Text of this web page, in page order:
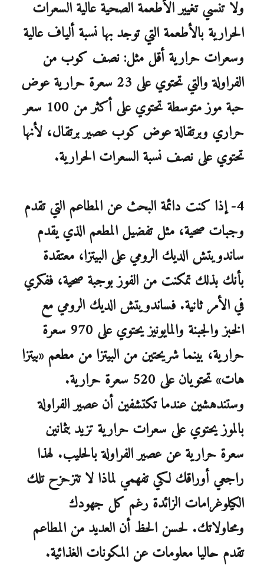
ولا تنسي تغيير الأطعمة الصحية عالية السعرات
الحرارية بالأطعمة التي توجد بها نسبة ألياف عالية
وسعرات حرارية أقل مثل: نصف كوب من
الفراولة والتي تحتوي على 23 سعرة حرارية عوض
حبة موز متوسطة تحتوي على أكثر من 100 سعر
حراري وبرتقالة عوض كوب عصير برتقال، لأنها
تحتوي على نصف نسبة السعرات الحرارية.
4- إذا كنت دائمة البحث عن المطاعم التي تقدم
وجبات صحية، مثل تفضيل المطعم الذي يقدم
ساندويتش الديك الرومي على البيتزا، معتقدة
بأنك بذلك تمكنت من الفوز بوجبة صحية، ففكري
في الأمر ثانية. فساندويتش الديك الرومي مع
الخبز والجبنة والمايونيز يحتوي على 970 سعرة
حرارية، بينما شريحتين من البيتزا من مطعم «بيتزا
هات» تحتويان على 520 سعرة حرارية.
وستندهشين عندما تكتشفين أن عصير الفراولة
بالموز يحتوي على سعرات حرارية تزيد بثمانين
سعرة حرارية عن عصير الفراولة بالحليب. لهذا
راجعي أوراقك لكي تفهمي لماذا لا تتزحزح تلك
الكيلوغرامات الزائدة رغم كل جهودك
ومحاولاتك. لحسن الحظ أن العديد من المطاعم
تقدم حاليا معلومات عن المكونات الغذائية.